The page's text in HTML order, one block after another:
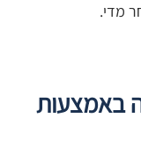
מדי.
באמצעות